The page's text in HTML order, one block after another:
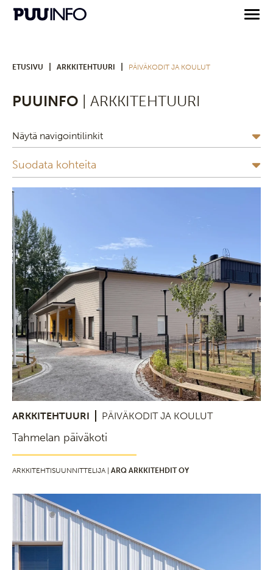
ETUSIVU ARKKITEHTUURI PÄIVÄKODIT JA KOULUT
PUUINFO | ARKKITEHTUURI
Näytä navigointilinkit
Suodata kohteita
ARKKITEHTUURI PÄIVÄKODIT JA KOULUT
Tahmelan päiväkoti
ARKKITEHTISUUNNITTELIJA | ARQ ARKKITEHDIT OY